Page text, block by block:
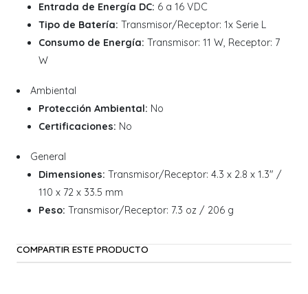
Entrada de Energía DC: 6 a 16 VDC
Tipo de Batería: Transmisor/Receptor: 1x Serie L
Consumo de Energía: Transmisor: 11 W, Receptor: 7
W
Ambiental
Protección Ambiental: No
Certificaciones: No
General
Dimensiones: Transmisor/Receptor: 4.3 x 2.8 x 1.3" /
110 x 72 x 33.5 mm
Peso: Transmisor/Receptor: 7.3 oz / 206 g
COMPARTIR ESTE PRODUCTO